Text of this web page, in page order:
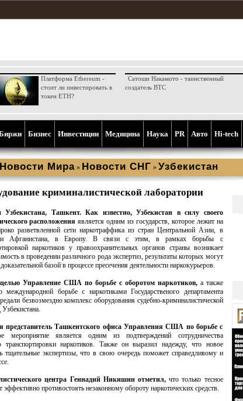
Платформа Ethereum -
стоит ли инвестировать в
токен ETH?
Сатоши Накамото - таинственный
создатель BTC
Бизнес Инвестиции Медицина Наука PR Aвто Hi-tech
Новости Мира » Новости СНГ » Узбекистан
криминалистической лаборатории
Узбекистана, Ташкент. Как известно, Узбекистан в силу своего
расположения является одним из государств, которое лежит на
разветвленной сети наркотраффика из стран Центральной Азии, в
Афганистана, в Европу. В связи с этим, в рамках борьбы с
наркотиков у правоохранительных органов страны возникает
в проведении различного рода экспертиз, результаты которых могут
базой в процессе пресечения деятельности наркокурьеров.
Управление США по борьбе с оборотом наркотиков,а также
борьбе с наркотиками Государственого департамента
безвозмездно комплекс оборудования судебно-криминалистической
представитель Ташкентского офиса Управления США по борьбе с
мероприятие является одним из подтверждений сотрудничества
транспортировки наркотиков. Также он выразил надежду, что новое
тщательные экспертизы, что в свою очередь поможет справедливому и
центра Геннадий Никишин отметил,что только тесное
противостоять незаконному обороту наркотических средств.